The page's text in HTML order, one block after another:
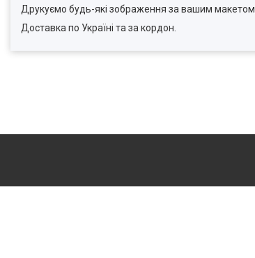
Друкуємо будь-які зображення за вашим
Доставка по Україні та за кордон.